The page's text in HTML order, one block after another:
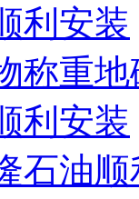
利安装
称重
利安装
石油